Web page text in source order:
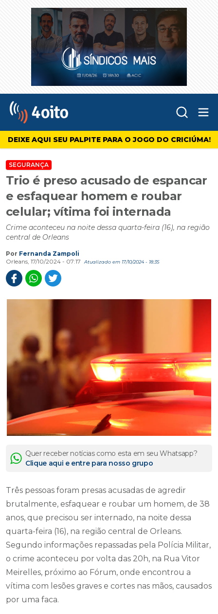
4oito
DEIXE AQUI SEU PALPITE PARA O JOGO DO CRICIÚMA!
SEGURANÇA
Trio é preso acusado de espancar
e esfaquear homem e roubar
celular; vítima foi internada
Crime aconteceu na noite dessa quarta-feira (16), na região
central de Orleans
Por Fernanda Zampoli
Orleans, 17/10/2024 - 07:17
Atualizado em 17/10/2024 - 18:35
Quer receber notícias como esta em seu Whatsapp?
Clique aqui e entre para nosso grupo
Três pessoas foram presas acusadas de agredir
brutalmente, esfaquear e roubar um homem, de 38
anos, que precisou ser internado, na noite dessa
quarta-feira (16), na região central de Orleans.
Segundo informações repassadas pela Polícia Militar,
o crime aconteceu por volta das 20h, na Rua Vitor
Meirelles, próximo ao Fórum, onde encontrou a
vítima com lesões graves e cortes nas mãos, causados
por uma faca.